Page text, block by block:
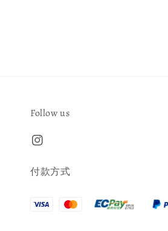
Follow us
付款方式